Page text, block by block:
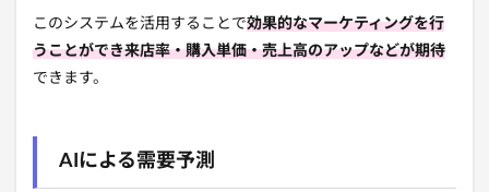
このシステムを活用することで効果的なマーケティングを行
うことができ来店率・購入単価・売上高のアップなどが期待
できます。
AIによる需要予測